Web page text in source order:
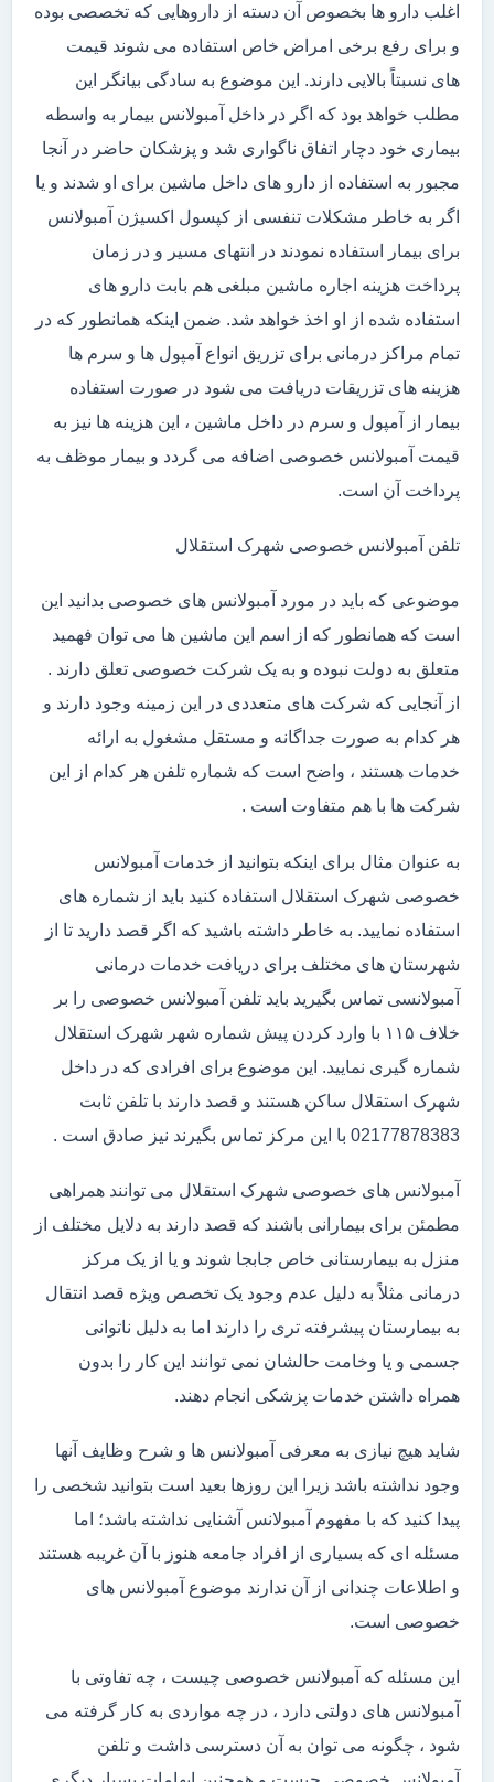
اغلب دارو ها بخصوص آن دسته از داروهایی که تخصصی بوده
و برای رفع برخی امراض خاص استفاده می شوند قیمت
های نسبتاً بالایی دارند. این موضوع به سادگی بیانگر این
مطلب خواهد بود که اگر در داخل آمبولانس بیمار به واسطه
بیماری خود دچار اتفاق ناگواری شد و پزشکان حاضر در آنجا
مجبور به استفاده از دارو های داخل ماشین برای او شدند و یا
اگر به خاطر مشکلات تنفسی از کپسول اکسیژن آمبولانس
برای بیمار استفاده نمودند در انتهای مسیر و در زمان
پرداخت هزینه اجاره ماشین مبلغی هم بابت دارو های
استفاده شده از او اخذ خواهد شد. ضمن اینکه همانطور که در
تمام مراکز درمانی برای تزریق انواع آمپول ها و سرم ها
هزینه های تزریقات دریافت می شود در صورت استفاده
بیمار از آمپول و سرم در داخل ماشین ، این هزینه ها نیز به
قیمت آمبولانس خصوصی اضافه می گردد و بیمار موظف به
پرداخت آن است.
تلفن آمبولانس خصوصی شهرک استقلال
موضوعی که باید در مورد آمبولانس های خصوصی بدانید این
است که همانطور که از اسم این ماشین ها می توان فهمید
متعلق به دولت نبوده و به یک شرکت خصوصی تعلق دارند .
از آنجایی که شرکت های متعددی در این زمینه وجود دارند و
هر کدام به صورت جداگانه و مستقل مشغول به ارائه
خدمات هستند ، واضح است که شماره تلفن هر کدام از این
شرکت ها با هم متفاوت است .
به عنوان مثال برای اینکه بتوانید از خدمات آمبولانس
خصوصی شهرک استقلال استفاده کنید باید از شماره های
استفاده نمایید. به خاطر داشته باشید که اگر قصد دارید تا از
شهرستان های مختلف برای دریافت خدمات درمانی
آمبولانسی تماس بگیرید باید تلفن آمبولانس خصوصی را بر
خلاف ۱۱۵ با وارد کردن پیش شماره شهر شهرک استقلال
شماره گیری نمایید. این موضوع برای افرادی که در داخل
شهرک استقلال ساکن هستند و قصد دارند با تلفن ثابت
02177878383 با این مرکز تماس بگیرند نیز صادق است .
آمبولانس های خصوصی شهرک استقلال می توانند همراهی
مطمئن برای بیمارانی باشند که قصد دارند به دلایل مختلف از
منزل به بیمارستانی خاص جابجا شوند و یا از یک مرکز
درمانی مثلاً به دلیل عدم وجود یک تخصص ویژه قصد انتقال
به بیمارستان پیشرفته تری را دارند اما به دلیل ناتوانی
جسمی و یا وخامت حالشان نمی توانند این کار را بدون
همراه داشتن خدمات پزشکی انجام دهند.
شاید هیچ نیازی به معرفی آمبولانس ها و شرح وظایف آنها
وجود نداشته باشد زیرا این روزها بعید است بتوانید شخصی را
پیدا کنید که با مفهوم آمبولانس آشنایی نداشته باشد؛ اما
مسئله ای که بسیاری از افراد جامعه هنوز با آن غریبه هستند
و اطلاعات چندانی از آن ندارند موضوع آمبولانس های
خصوصی است.
این مسئله که آمبولانس خصوصی چیست ، چه تفاوتی با
آمبولانس های دولتی دارد ، در چه مواردی به کار گرفته می
شود ، چگونه می توان به آن دسترسی داشت و تلفن